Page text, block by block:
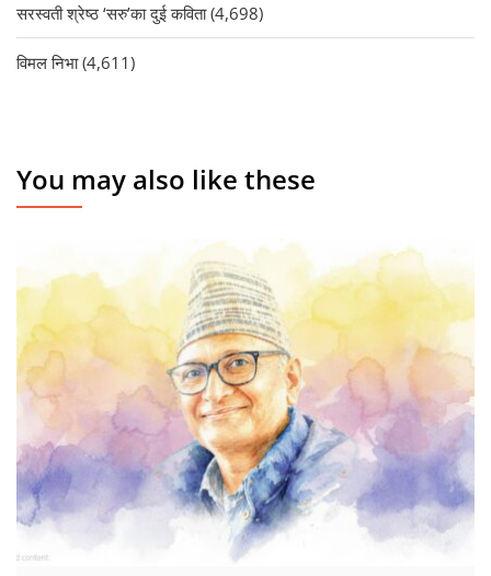
सरस्वती श्रेष्ठ ‘सरु’का दुई कविता (4,698)
विमल निभा (4,611)
You may also like these